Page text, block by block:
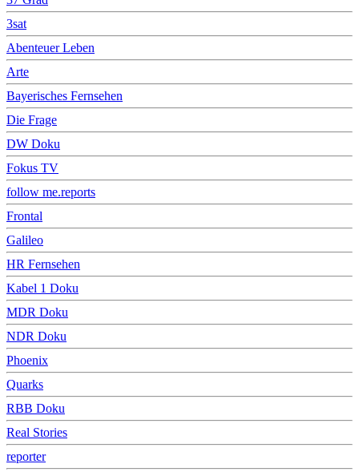
3sat
Abenteuer Leben
Arte
Bayerisches Fernsehen
Die Frage
DW Doku
Fokus TV
follow me.reports
Frontal
Galileo
HR Fernsehen
Kabel 1 Doku
MDR Doku
NDR Doku
Phoenix
Quarks
RBB Doku
Real Stories
reporter